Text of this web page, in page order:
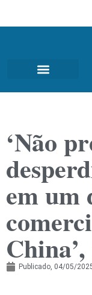
‘Não
em um
Publicado, 04/05/